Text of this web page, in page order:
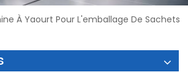
À Yaourt Pour L'emballage De Sachets